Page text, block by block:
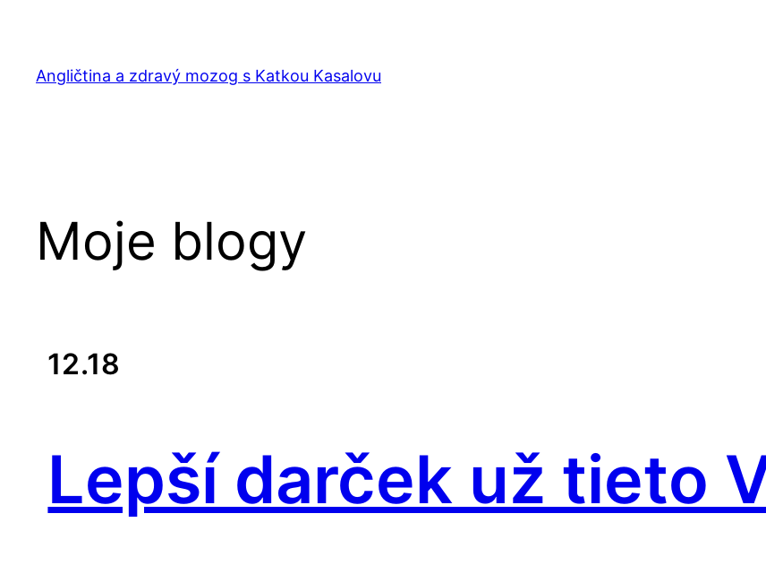
content
Angličtina a zdravý mozog s Katkou Kasalovu
Moje blogy
12.18
Lepší darček už tieto